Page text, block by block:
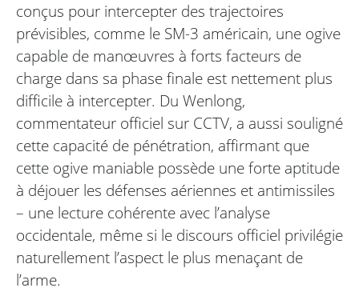
conçus pour intercepter des trajectoires
prévisibles, comme le SM-3 américain, une ogive
capable de manœuvres à forts facteurs de
charge dans sa phase finale est nettement plus
difficile à intercepter. Du Wenlong,
commentateur officiel sur CCTV, a aussi souligné
cette capacité de pénétration, affirmant que
cette ogive maniable possède une forte aptitude
à déjouer les défenses aériennes et antimissiles
– une lecture cohérente avec l’analyse
occidentale, même si le discours officiel privilégie
naturellement l’aspect le plus menaçant de
l’arme.